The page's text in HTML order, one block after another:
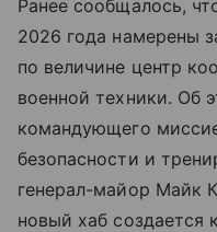
Ранее сообщалось,
2026 года намерены
по величине центр
военной техники. Об
командующего
безопасности и
генерал-майор Майк
новый хаб создается